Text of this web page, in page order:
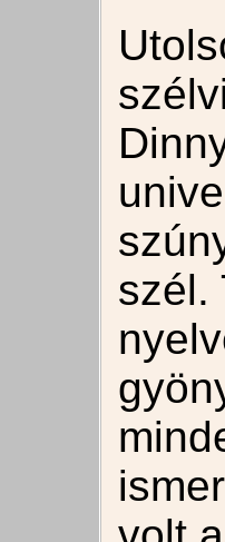
szél.